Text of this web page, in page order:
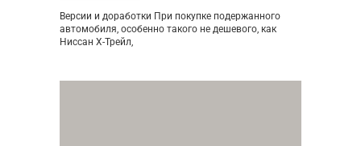
Версии и доработки При покупке подержанного
автомобиля, особенно такого не дешевого, как
Ниссан Х-Трейл,